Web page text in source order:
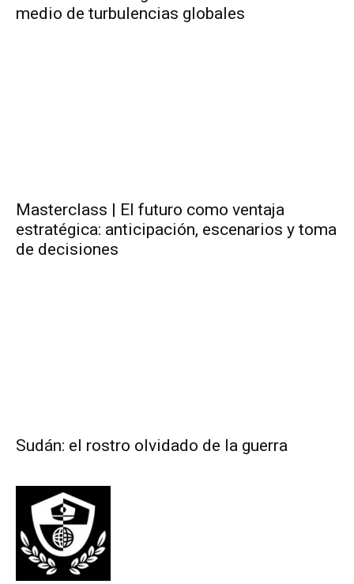
medio de turbulencias globales
Masterclass | El futuro como ventaja
estratégica: anticipación, escenarios y toma
de decisiones
Sudán: el rostro olvidado de la guerra